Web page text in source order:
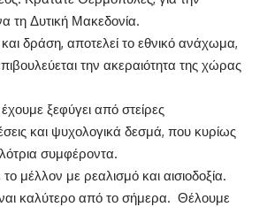
τη Δυτική Μακεδονία.
δράση, αποτελεί το εθνικό ανάχωμα,
την ακεραιότητα της χώρας
ξεφύγει από στείρες
και ψυχολογικά δεσμά, που κυρίως
συμφέροντα.
μέλλον με ρεαλισμό και αισιοδοξία.
καλύτερο από το σήμερα. Θέλουμε